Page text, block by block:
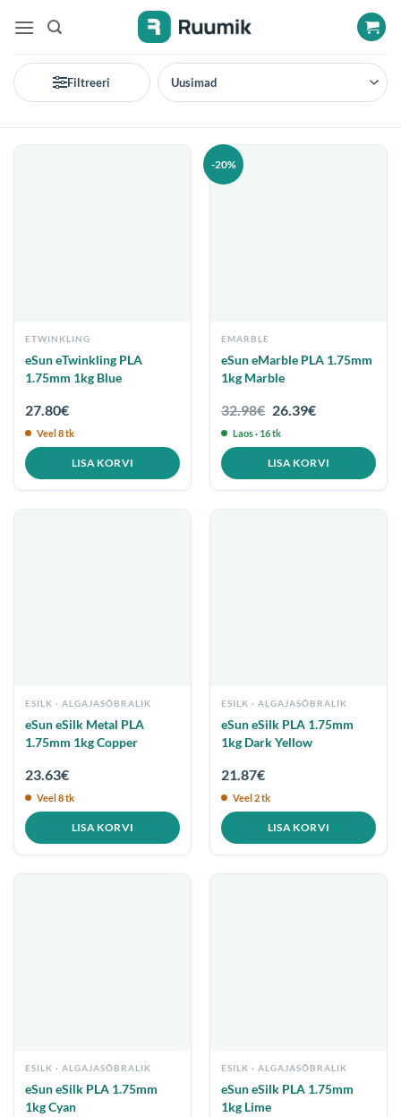
vahele
Filtreeri
ETWINKLING
eSun eTwinkling PLA
1.75mm 1kg Blue
27.80€
Veel 8 tk
LISA KORVI
-20%
EMARBLE
eSun eMarble PLA 1.75mm
1kg Marble
32.98€ Algne
hind
oli:
32.98€.
26.39€Praegune
on:
26.39€.
Laos · 16 tk
LISA KORVI
ESILK
eSun eSilk Metal PLA
1.75mm 1kg Copper
23.63€
Veel 8 tk
LISA KORVI
ESILK
eSun eSilk PLA 1.75mm
1kg Dark Yellow
21.87€
Veel 2 tk
LISA KORVI
ESILK
eSun eSilk PLA 1.75mm
1kg Cyan
ESILK
eSun eSilk PLA 1.75mm
1kg Lime